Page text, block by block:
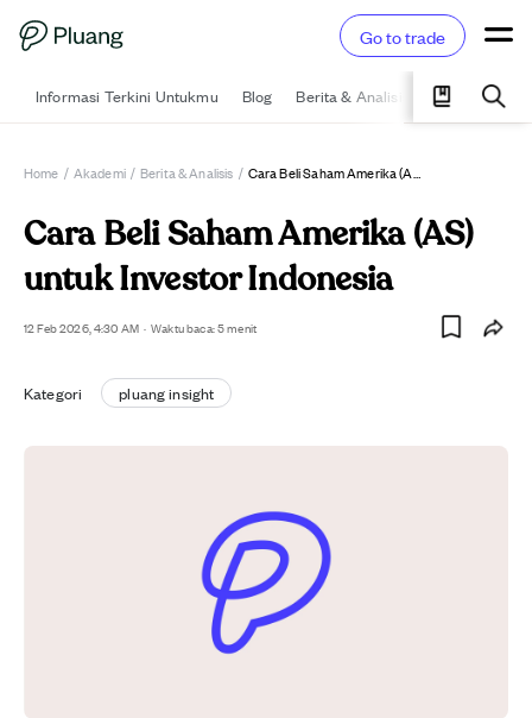
Go to trade
Informasi Terkini Untukmu Blog Berita & Analisis Pelajari
Home / Akademi / Berita & Analisis / Cara Beli Saham Amerika (AS) Untuk Investor Indonesia
Cara Beli Saham Amerika (AS)
untuk Investor Indonesia
12 Feb 2026, 4:30 AM · Waktu baca: 5 menit
Kategori pluang insight